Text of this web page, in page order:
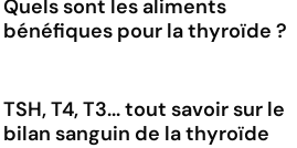
Quels sont les aliments
bénéfiques pour la thyroïde ?
TSH, T4, T3... tout savoir sur le
bilan sanguin de la thyroïde